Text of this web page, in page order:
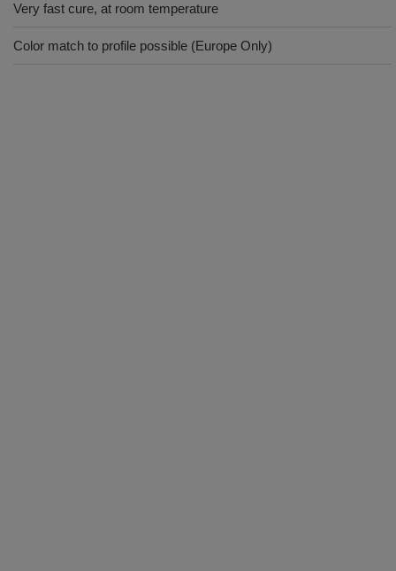
Very fast cure, at room temperature
Color match to profile possible (Europe Only)